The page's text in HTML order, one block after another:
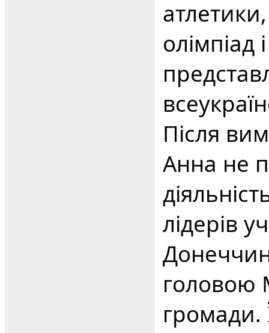
олімпіад
Після
Анна не
лідерів
головою
громади.